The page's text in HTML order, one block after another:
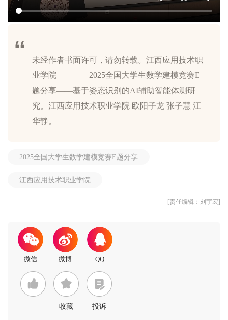
未经作者书面许可，请勿转载。江西应用技术职
业学院————2025全国大学生数学建模竞赛E
题分享——基于姿态识别的AI辅助智能体测研
究。江西应用技术职业学院 欧阳子龙 张子慧 江
2025全国大学生数学建模竞赛E题分享
江西应用技术职业学院
[责任编辑：刘宇宏]
收藏 投诉